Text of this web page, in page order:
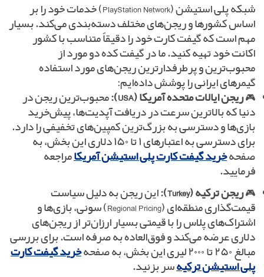
شبکه پلی استیشن (PlayStation Network) خدمات خود را بر
اساس کشورها و ریجن‌های مختلف دسته‌بندی می‌کند. بسیار
مهم است که گیفت کارت خود را دقیقاً متناسب با کشور
اکانت خود تهیه کنید. ما در گیفت کده دو مورد از
محبوب‌ترین و پرطرفدارترین ریجن‌های مورد استفاده
گیمرهای ایرانی را پوشش داده‌ایم:
🎮ریجن ایالات متحده آمریکا (USA):
محبوب‌ترین ریجن در
دنیا که بالاترین سرعت در دریافت آپدیت‌ها، پیش‌خرید
بازی‌ها و دسترسی به بزرگ‌ترین کمپین‌های تخفیفی را دارد.
برای دسترسی به اعتبارهای ۱ تا ۱۵۰ دلاری این بخش، به
صفحهخرید گیفت کارت پلی استیشن آمریکامراجعه
فرمایید.
🎮ریجن ترکیه (Turkey):
این ریجن به دلیل سیاست
قیمت‌گذاری منطقه‌ای (Regional Pricing) سونی، بازی‌ها و
اشتراک‌های پلاس را با قیمتی بسیار ارزان‌تر از ریجن‌های
دلاری عرضه می‌کند و فوق‌العاده به صرفه است. برای بررسی
مبالغ ۲۵۰ تا ۲۰۰۰ لیری این بخش، به صفحه
خرید گیفت کارت
پلی استیشن ترکیهسر بزنید.